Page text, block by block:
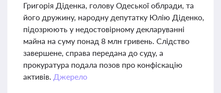
Григорія Діденка, голову Одеської облради, та
його дружину, народну депутатку Юлію Діденко,
підозрюють у недостовірному декларуванні
майна на суму понад 8 млн гривень. Слідство
завершене, справа передана до суду, а
прокуратура подала позов про конфіскацію
активів. Джерело